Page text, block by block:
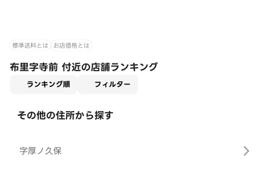
標準送料とは お店価格とは
布里字寺前 付近の店舗ランキング
ランキング順 フィルター
その他の住所から探す
字厚ノ久保